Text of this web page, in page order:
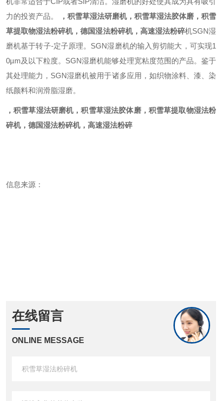
力的投资产品。
，积雪草湿法研磨机，积雪草湿法胶体磨，积雪
草提取物湿法粉碎机，德国湿法粉碎机，高速湿法粉碎机SGN湿
磨机基于转子-定子原理。 SGN湿磨机的输入剪切能大，可实现1
0µm及以下粒度。 SGN湿磨机能够处理宽粘度范围的产品。鉴于
其处理能力， SGN湿磨机被用于诸多应用，如织物涂料、漆、染
纸颜料和润滑脂湿磨。
，积雪草湿法研磨机，积雪草湿法胶体磨，积雪草提取物湿法粉
碎机，德国湿法粉碎机，高速湿法粉碎
信息来源：
在线留言
ONLINE MESSAGE